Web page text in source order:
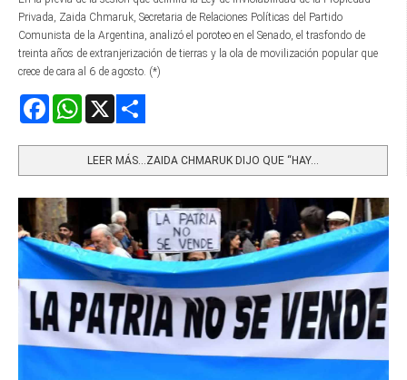
Privada, Zaida Chmaruk, Secretaria de Relaciones Políticas del Partido
Comunista de la Argentina, analizó el poroteo en el Senado, el trasfondo de
treinta años de extranjerización de tierras y la ola de movilización popular que
crece de cara al 6 de agosto. (*)
FacebookWhatsApp
LEER MÁS…ZAIDA CHMARUK DIJO QUE “HAY...